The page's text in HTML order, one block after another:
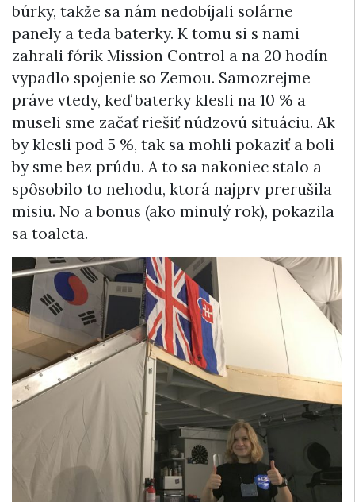
búrky, takže sa nám nedobíjali solárne
panely a teda baterky. K tomu si s nami
zahrali fórik Mission Control a na 20 hodín
vypadlo spojenie so Zemou. Samozrejme
práve vtedy, keď baterky klesli na 10 % a
museli sme začať riešiť núdzovú situáciu. Ak
by klesli pod 5 %, tak sa mohli pokaziť a boli
by sme bez prúdu. A to sa nakoniec stalo a
spôsobilo to nehodu, ktorá najprv prerušila
misiu. No a bonus (ako minulý rok), pokazila
sa toaleta.